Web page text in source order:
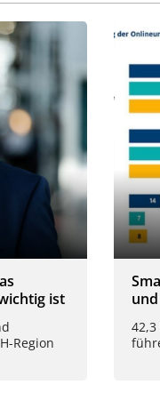
ist
Region